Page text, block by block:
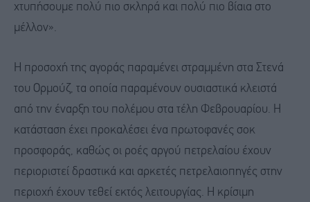
χτυπήσουμε πολύ πιο σκληρά και πολύ πιο βίαια στο
μέλλον».
Η προσοχή της αγοράς παραμένει στραμμένη στα Στενά
του Ορμούζ, τα οποία παραμένουν ουσιαστικά κλειστά
από την έναρξη του πολέμου στα τέλη Φεβρουαρίου. Η
κατάσταση έχει προκαλέσει ένα πρωτοφανές σοκ
προσφοράς, καθώς οι ροές αργού πετρελαίου έχουν
περιοριστεί δραστικά και αρκετές πετρελαιοπηγές στην
περιοχή έχουν τεθεί εκτός λειτουργίας. Η κρίσιμη